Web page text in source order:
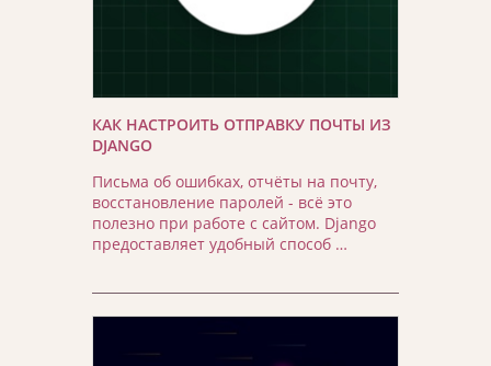
КАК НАСТРОИТЬ ОТПРАВКУ ПОЧТЫ ИЗ
DJANGO
Письма об ошибках, отчёты на почту,
восстановление паролей - всё это
полезно при работе с сайтом. Django
предоставляет удобный способ …